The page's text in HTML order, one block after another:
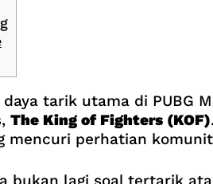
tarik utama di PUBG
The King of Fighters (KOF)
mencuri perhatian